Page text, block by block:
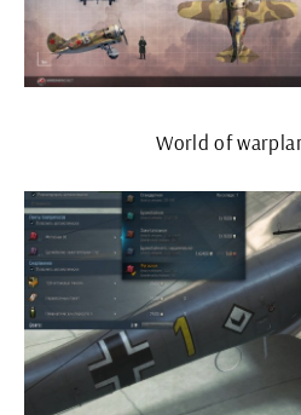
World of